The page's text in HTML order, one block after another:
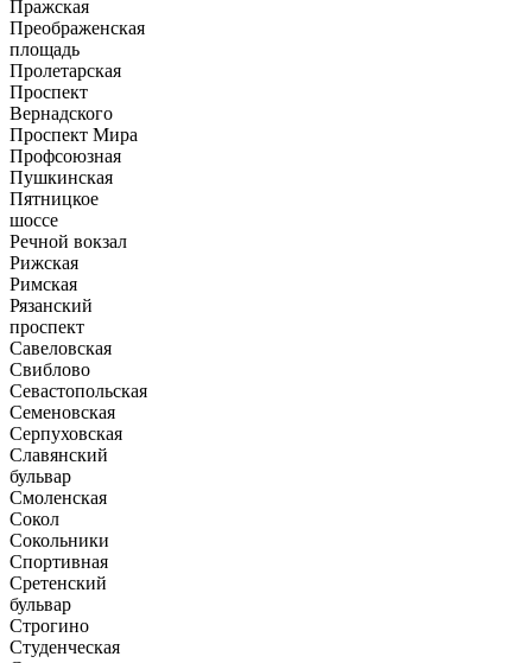
Пражская
Преображенская
площадь
Пролетарская
Проспект
Вернадского
Проспект Мира
Профсоюзная
Пушкинская
Пятницкое
шоссе
Речной вокзал
Рижская
Римская
Рязанский
проспект
Савеловская
Свиблово
Севастопольская
Семеновская
Серпуховская
Славянский
бульвар
Смоленская
Сокол
Сокольники
Спортивная
Сретенский
бульвар
Строгино
Студенческая